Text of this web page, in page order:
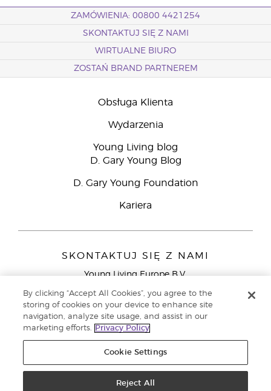
ZAMÓWIENIA: 00800 4421254
SKONTAKTUJ SIĘ Z NAMI
WIRTUALNE BIURO
ZOSTAŃ BRAND PARTNEREM
Obsługa Klienta
Wydarzenia
Young Living blog
D. Gary Young Blog
D. Gary Young Foundation
Kariera
SKONTAKTUJ SIĘ Z NAMI
Young Living Europe B.V.
9727 AJ Groningen
Young Living Europe Ltd - Europejska siedziba
główna:+44 (0) 20 3935 9000
zastrzeżone. |Polityka prywatności
By clicking “Accept All Cookies”, you agree to the
storing of cookies on your device to enhance site
navigation, analyze site usage, and assist in our
marketing efforts.
Privacy Policy
Cookie Settings
Reject All